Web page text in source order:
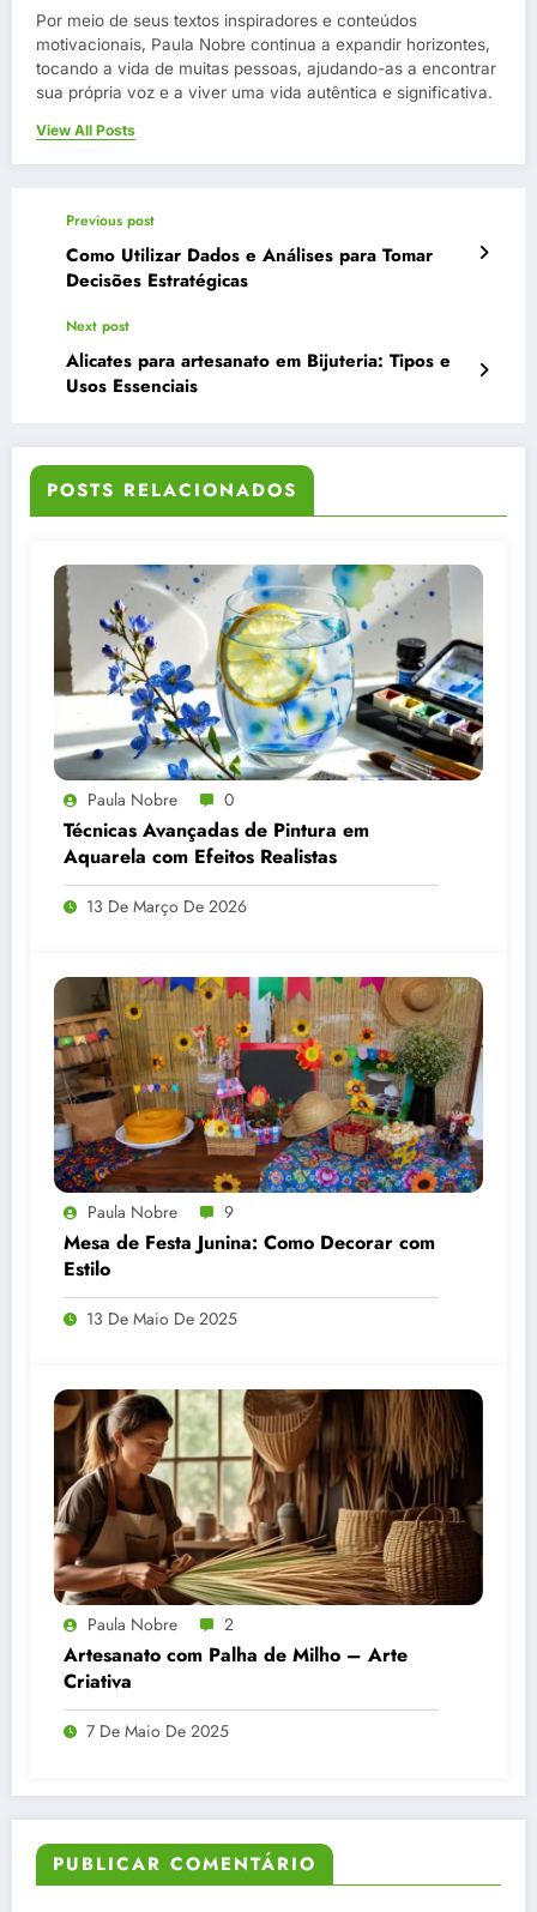
Por meio de seus textos inspiradores e conteúdos
motivacionais, Paula Nobre continua a expandir horizontes,
tocando a vida de muitas pessoas, ajudando-as a encontrar
sua própria voz e a viver uma vida autêntica e significativa.
View All Posts
Previous post
Como Utilizar Dados e Análises para Tomar
Decisões Estratégicas
Next post
Alicates para artesanato em Bijuteria: Tipos e
Usos Essenciais
POSTS RELACIONADOS
Paula Nobre 0
Técnicas Avançadas de Pintura em
Aquarela com Efeitos Realistas
13 De Março De 2026
Paula Nobre 9
Mesa de Festa Junina: Como Decorar com
Estilo
13 De Maio De 2025
Paula Nobre 2
Artesanato com Palha de Milho – Arte
Criativa
7 De Maio De 2025
PUBLICAR COMENTÁRIO